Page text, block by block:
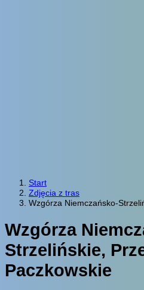
Start
Zdjęcia z tras
Wzgórza Niemczańsko-
Wzgórza
Strzelińskie,
Paczkowskie